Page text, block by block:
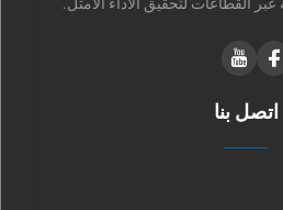
اتصل بنا